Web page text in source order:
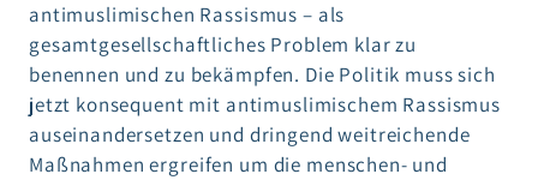
antimuslimischen Rassismus – als
gesamtgesellschaftliches Problem klar zu
benennen und zu bekämpfen. Die Politik muss sich
jetzt konsequent mit antimuslimischem Rassismus
auseinandersetzen und dringend weitreichende
Maßnahmen ergreifen um die menschen- und